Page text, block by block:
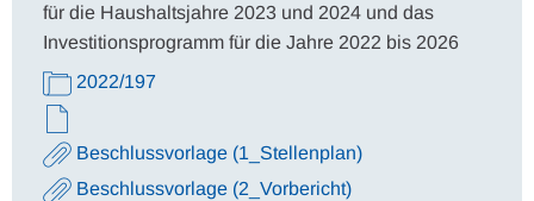
für die Haushaltsjahre 2023 und 2024 und das
Investitionsprogramm für die Jahre 2022 bis 2026
2022/197
Beschlussvorlage (1_Stellenplan)
Beschlussvorlage (2_Vorbericht)